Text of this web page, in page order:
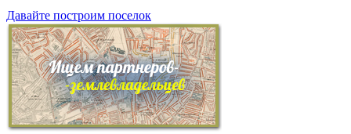
Давайте построим поселок